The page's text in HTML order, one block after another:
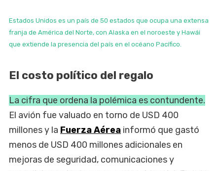
Estados Unidos es un país de 50 estados que ocupa una extensa
franja de América del Norte, con Alaska en el noroeste y Hawái
que extiende la presencia del país en el océano Pacífico.
El costo político del regalo
La cifra que ordena la polémica es contundente.
El avión fue valuado en torno de USD 400
millones y la Fuerza Aérea informó que gastó
menos de USD 400 millones adicionales en
mejoras de seguridad, comunicaciones y